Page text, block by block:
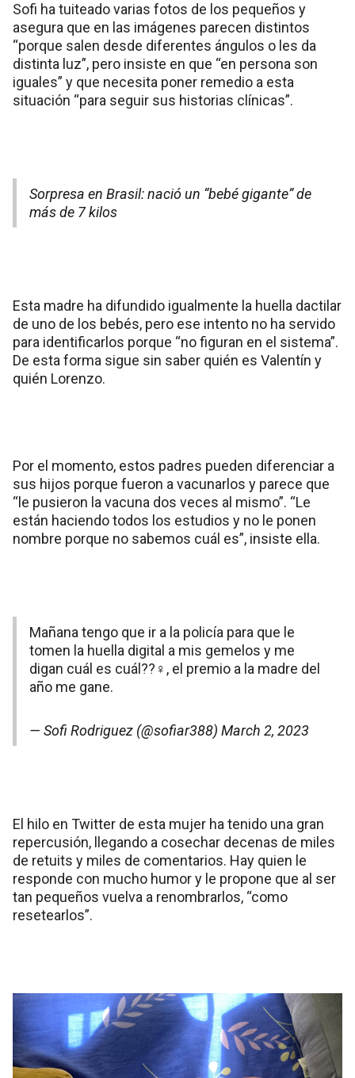
Sofi ha tuiteado varias fotos de los pequeños y
asegura que en las imágenes parecen distintos
“porque salen desde diferentes ángulos o les da
distinta luz”, pero insiste en que “en persona son
iguales” y que necesita poner remedio a esta
situación “para seguir sus historias clínicas”.
Sorpresa en Brasil: nació un “bebé gigante” de
más de 7 kilos
Esta madre ha difundido igualmente la huella dactilar
de uno de los bebés, pero ese intento no ha servido
para identificarlos porque “no figuran en el sistema”.
De esta forma sigue sin saber quién es Valentín y
quién Lorenzo.
Por el momento, estos padres pueden diferenciar a
sus hijos porque fueron a vacunarlos y parece que
“le pusieron la vacuna dos veces al mismo”. “Le
están haciendo todos los estudios y no le ponen
nombre porque no sabemos cuál es”, insiste ella.
Mañana tengo que ir a la policía para que le
tomen la huella digital a mis gemelos y me
digan cuál es cuál??‍♀️, el premio a la madre del
año me gane.
— Sofi Rodriguez (@sofiar388) March 2, 2023
El hilo en Twitter de esta mujer ha tenido una gran
repercusión, llegando a cosechar decenas de miles
de retuits y miles de comentarios. Hay quien le
responde con mucho humor y le propone que al ser
tan pequeños vuelva a renombrarlos, “como
resetearlos”.